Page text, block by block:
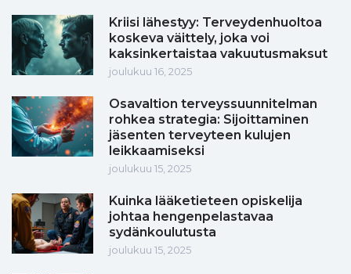
Kriisi lähestyy: Terveydenhuoltoa
koskeva väittely, joka voi
kaksinkertaistaa vakuutusmaksut
joulukuu 16, 2025
Osavaltion terveyssuunnitelman
rohkea strategia: Sijoittaminen
jäsenten terveyteen kulujen
leikkaamiseksi
joulukuu 15, 2025
Kuinka lääketieteen opiskelija
johtaa hengenpelastavaa
sydänkoulutusta
joulukuu 15, 2025